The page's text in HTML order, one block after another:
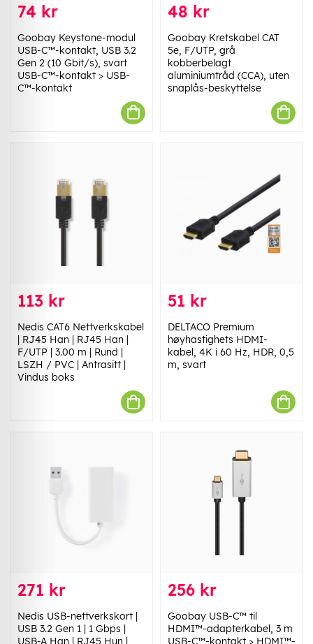
74 kr
Goobay Keystone-modul
USB-C™-kontakt, USB 3.2
Gen 2 (10 Gbit/s), svart
USB-C™-kontakt > USB-
C™-kontakt
48 kr
Goobay Kretskabel CAT
5e, F/UTP, grå
kobberbelagt
aluminiumtråd (CCA), uten
snaplås-beskyttelse
113 kr
Nedis CAT6 Nettverkskabel
| RJ45 Han | RJ45 Han |
F/UTP | 3.00 m | Rund |
LSZH / PVC | Antrasitt |
Vindus boks
51 kr
DELTACO Premium
høyhastighets HDMI-
kabel, 4K i 60 Hz, HDR, 0,5
m, svart
271 kr
Nedis USB-nettverkskort |
USB 3.2 Gen 1 | 1 Gbps |
USB-A Han | RJ45 Hun |
256 kr
Goobay USB-C™ til
HDMI™-adapterkabel, 3 m
USB-C™-kontakt > HDMI™-